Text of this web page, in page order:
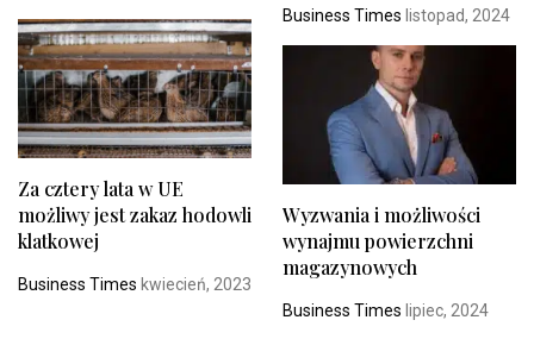
Business Times listopad, 2024
Za cztery lata w UE
możliwy jest zakaz hodowli
klatkowej
Business Times kwiecień, 2023
Wyzwania i możliwości
wynajmu powierzchni
magazynowych
Business Times lipiec, 2024